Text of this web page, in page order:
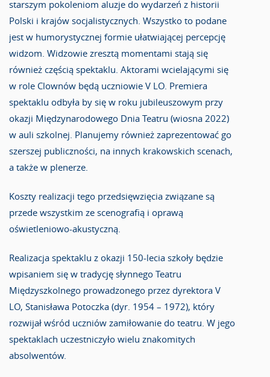
starszym pokoleniom aluzje do wydarzeń z historii
Polski i krajów socjalistycznych. Wszystko to podane
jest w humorystycznej formie ułatwiającej percepcję
widzom. Widzowie zresztą momentami stają się
również częścią spektaklu. Aktorami wcielającymi się
w role Clownów będą uczniowie V LO. Premiera
spektaklu odbyła by się w roku jubileuszowym przy
okazji Międzynarodowego Dnia Teatru (wiosna 2022)
w auli szkolnej. Planujemy również zaprezentować go
szerszej publiczności, na innych krakowskich scenach,
a także w plenerze.
Koszty realizacji tego przedsięwzięcia związane są
przede wszystkim ze scenografią i oprawą
oświetleniowo-akustyczną.
Realizacja spektaklu z okazji 150-lecia szkoły będzie
wpisaniem się w tradycję słynnego Teatru
Międzyszkolnego prowadzonego przez dyrektora V
LO, Stanisława Potoczka (dyr. 1954 – 1972), który
rozwijał wśród uczniów zamiłowanie do teatru. W jego
spektaklach uczestniczyło wielu znakomitych
absolwentów.